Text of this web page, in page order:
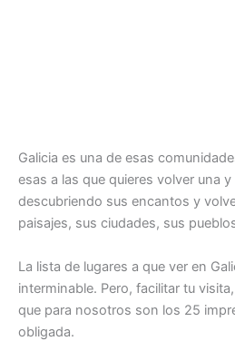
Galicia es una de esas
esas a las que quieres volver una
descubriendo sus encantos y
paisajes, sus ciudades, sus
La lista de lugares a que ver en
interminable. Pero, facilitar tu
que para nosotros son los 25
obligada.